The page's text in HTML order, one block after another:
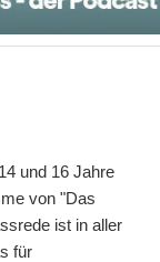
und 16 Jahre
von "Das
ist in aller
für